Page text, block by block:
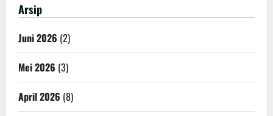
TKJ
Arsip
Juni 2026 (2)
Mei 2026 (3)
April 2026 (8)